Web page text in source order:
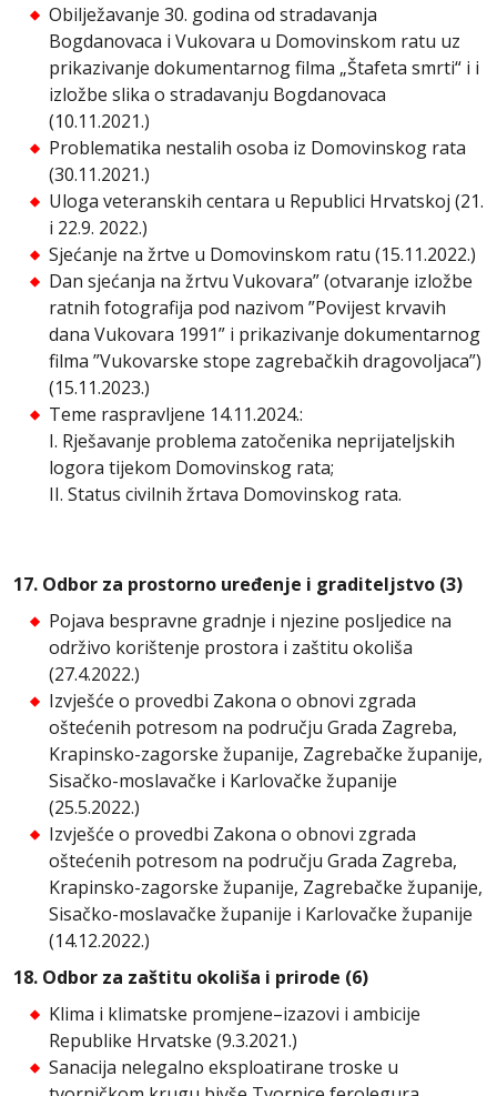
Obilježavanje 30. godina od stradavanja
Bogdanovaca i Vukovara u Domovinskom ratu uz
prikazivanje dokumentarnog filma „Štafeta smrti“ i i
izložbe slika o stradavanju Bogdanovaca
(10.11.2021.)
Problematika nestalih osoba iz Domovinskog rata
(30.11.2021.)
Uloga veteranskih centara u Republici Hrvatskoj (21.
i 22.9. 2022.)
Sjećanje na žrtve u Domovinskom ratu (15.11.2022.)
Dan sjećanja na žrtvu Vukovara” (otvaranje izložbe
ratnih fotografija pod nazivom ”Povijest krvavih
dana Vukovara 1991” i prikazivanje dokumentarnog
filma ”Vukovarske stope zagrebačkih dragovoljaca”)
(15.11.2023.)
Teme raspravljene 14.11.2024.:
I. Rješavanje problema zatočenika neprijateljskih
logora tijekom Domovinskog rata;
II. Status civilnih žrtava Domovinskog rata.
17. Odbor za prostorno uređenje i graditeljstvo (3)
Pojava bespravne gradnje i njezine posljedice na
održivo korištenje prostora i zaštitu okoliša
(27.4.2022.)
Izvješće o provedbi Zakona o obnovi zgrada
oštećenih potresom na području Grada Zagreba,
Krapinsko-zagorske županije, Zagrebačke županije,
Sisačko-moslavačke i Karlovačke županije
(25.5.2022.)
Izvješće o provedbi Zakona o obnovi zgrada
oštećenih potresom na području Grada Zagreba,
Krapinsko-zagorske županije, Zagrebačke županije,
Sisačko-moslavačke županije i Karlovačke županije
(14.12.2022.)
18. Odbor za zaštitu okoliša i prirode (6)
Klima i klimatske promjene–izazovi i ambicije
Republike Hrvatske (9.3.2021.)
Sanacija nelegalno eksploatirane troske u